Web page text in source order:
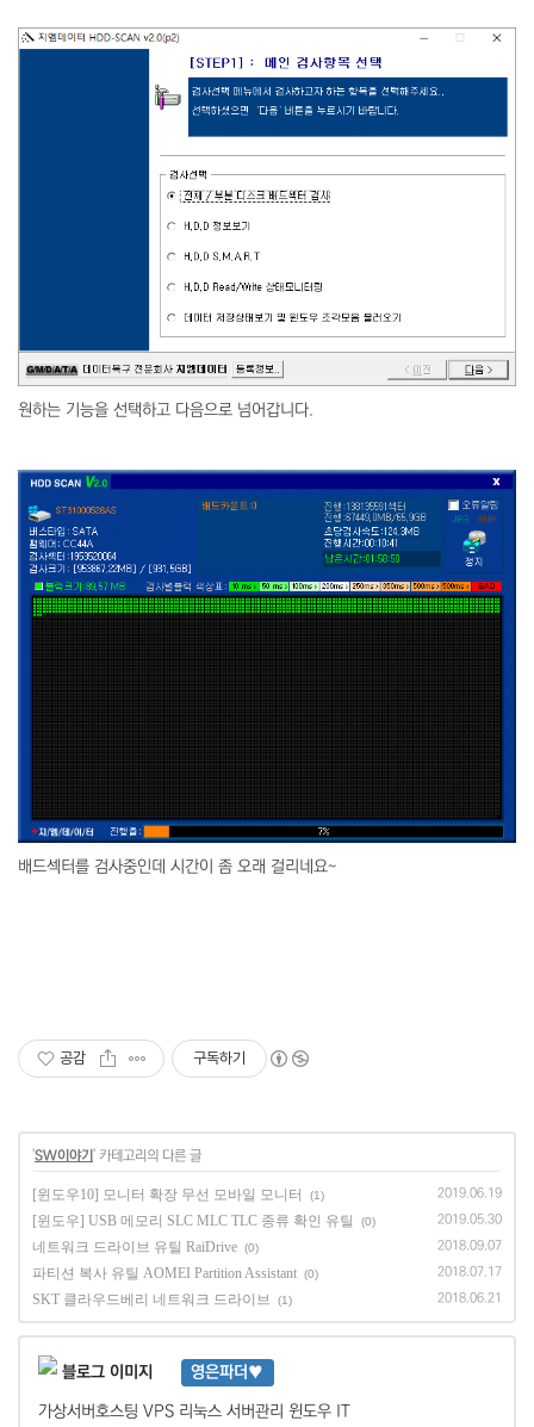
원하는 기능을 선택하고 다음으로 넘어갑니다.
배드섹터를 검사중인데 시간이 좀 오래 걸리네요~
공감 구독하기
'SW이야기 ' 카테고리의 다른 글
[윈도우10] 모니터 확장 무선 모바일 모니터 (1) 2019.06.19
[윈도우] USB 메모리 SLC MLC TLC 종류 확인 유틸 (0) 2019.05.30
네트워크 드라이브 유틸 RaiDrive (0) 2018.09.07
파티션 복사 유틸 AOMEI Partition Assistant (0) 2018.07.17
SKT 클라우드베리 네트워크 드라이브 (1) 2018.06.21
영은파더♥
가상서버호스팅 VPS 리눅스 서버관리 윈도우 IT